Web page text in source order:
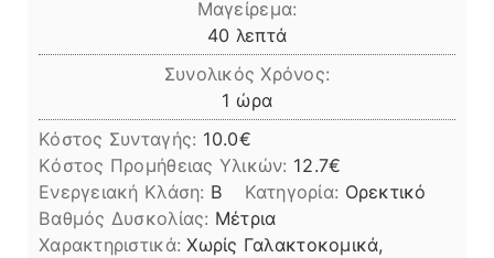
Μαγείρεμα:
40 λεπτά
λεπτά
Συνολικός Χρόνος:
1 ώρα
ώρα
Κόστος Συνταγής: 10.0€
Kόστος Προμήθειας Υλικών: 12.7
Ενεργειακή Κλάση: B Κατηγορία: Ορεκτικό
Βαθμός Δυσκολίας: Μέτρια
Χαρακτηριστικά:Χωρίς Γαλακτοκομικά,